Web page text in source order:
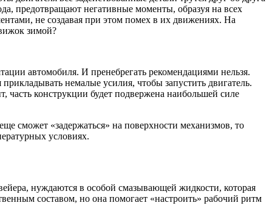
предотвращают негативные моменты, образуя на всех
не создавая при этом помех в их движениях. На
зимой?
автомобиля. И пренебрегать рекомендациями нельзя.
немалые усилия, чтобы запустить двигатель.
часть конструкции будет подвержена наибольшей силе
сможет «задержаться» на поверхности механизмов, то
условиях.
нуждаются в особой смазывающей жидкости, которая
составом, но она помогает «настроить» рабочий ритм